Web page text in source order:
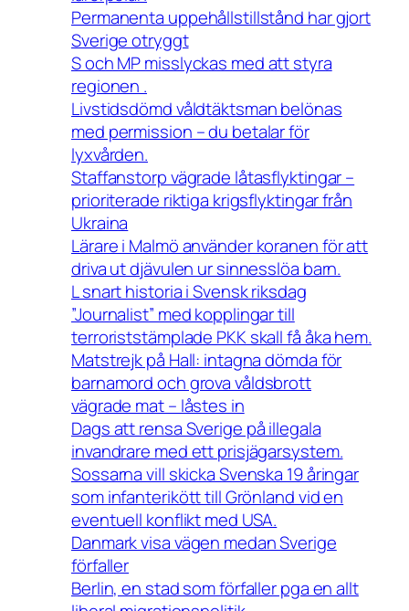
Permanenta uppehållstillstånd har gjort
Sverige otryggt
S och MP misslyckas med att styra
regionen .
Livstidsdömd våldtäktsman belönas
med permission – du betalar för
lyxvården.
Staffanstorp vägrade låtasflyktingar –
prioriterade riktiga krigsflyktingar från
Ukraina
Lärare i Malmö använder koranen för att
driva ut djävulen ur sinnesslöa barn.
L snart historia i Svensk riksdag
”Journalist” med kopplingar till
terroriststämplade PKK skall få åka hem.
Matstrejk på Hall: intagna dömda för
barnamord och grova våldsbrott
vägrade mat – låstes in
Dags att rensa Sverige på illegala
invandrare med ett prisjägarsystem.
Sossarna vill skicka Svenska 19 åringar
som infanterikött till Grönland vid en
eventuell konflikt med USA.
Danmark visa vägen medan Sverige
förfaller
Berlin, en stad som förfaller pga en allt